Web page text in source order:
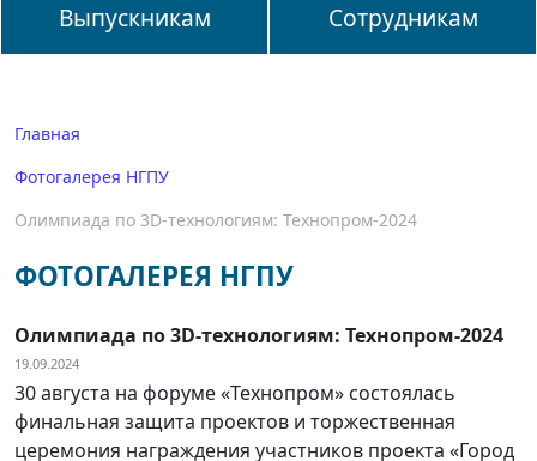
Выпускникам Сотрудникам
Главная
Фотогалерея НГПУ
Олимпиада по 3D-технологиям: Технопром-2024
ФОТОГАЛЕРЕЯ НГПУ
Олимпиада по 3D-технологиям: Технопром-2024
19.09.2024
30 августа на форуме «Технопром» состоялась
финальная защита проектов и торжественная
церемония награждения участников проекта «Город